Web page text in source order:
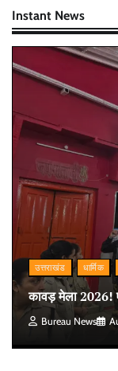
Instant News
उत्तराखंड धार्मिक
कावड़ मेला 2026!
Bureau News